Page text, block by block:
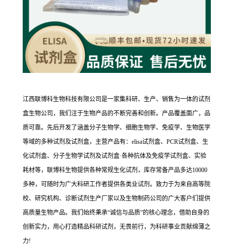
江西联博科生物科技有限公司是一家集科研、生产、销售为一体的试剂
盒生物公司，我们注于生物产品的不断完善和创新。产品覆盖面广，品
质可靠。先后开发了涵盖分子生物学、细胞生物学、免疫学、生物医学
等域的多种试剂及试剂盒，主营产品有：elisa试剂盒、PCR试剂盒、生
化试剂盒、分子生物学试剂及试剂盒·各种抗体及免疫学试剂盒、实验
耗材等，联博科生物提供各种常规生化试剂，库存常备产品多达10000
多种，可随时为广大科研工作者提供各类业试剂。致力于为来自高等院
校、研究机构、诊断试剂生产厂家以及生物制药公司的广大客户们提供
高质量生物产品。我们始终秉承“诚信与品质”的核心理念，借助自身的
创新实力，用心打造精品科研试剂，无畏前行，为科研事业贡献绵薄之
力!